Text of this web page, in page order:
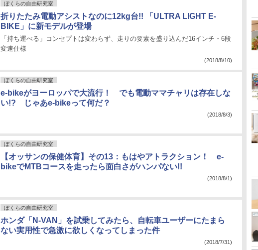
ぼくらの自由研究室
折りたたみ電動アシストなのに12kg台!! 「ULTRA LIGHT E-
BIKE」に新モデルが登場
「持ち運べる」コンセプトは変わらず、走りの要素を盛り込んだ16インチ・6段
変速仕様
(2018/8/10)
ぼくらの自由研究室
e-bikeがヨーロッパで大流行！ でも電動ママチャリは存在しな
い!? じゃあe-bikeって何だ？
(2018/8/3)
ぼくらの自由研究室
【オッサンの保健体育】その13：もはやアトラクション！ e-
bikeでMTBコースを走ったら面白さがハンパない!!
(2018/8/1)
ぼくらの自由研究室
ホンダ「N-VAN」を試乗してみたら、自転車ユーザーにたまら
ない実用性で急激に欲しくなってしまった件
(2018/7/31)